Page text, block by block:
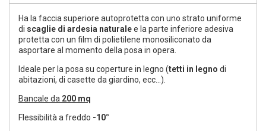
Ha la faccia superiore autoprotetta con uno strato uniforme
di scaglie di ardesia naturalee la parte inferiore adesiva
protetta con un film di polietilene monosiliconato da
asportare al momento della posa in opera.
Ideale per la posa su coperture in legno (tetti in legno di
abitazioni, di casette da giardino, ecc...).
Bancale da 200 mq
Flessibilità a freddo -10°